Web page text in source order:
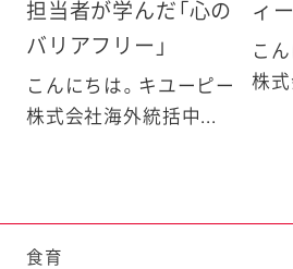
担当者が学んだ「心の
バリアフリー」
こんにちは。キユーピー
株式会社海外統括中...
ィ
こ
株
食育